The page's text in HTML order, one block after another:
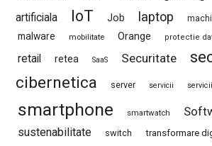
artificiala
IoT Job laptop
malware mobilitate Orange protectie
retail retea SaaS Securitate
cibernetica
server servicii
smartphone smartwatch
sustenabilitate switch transformare